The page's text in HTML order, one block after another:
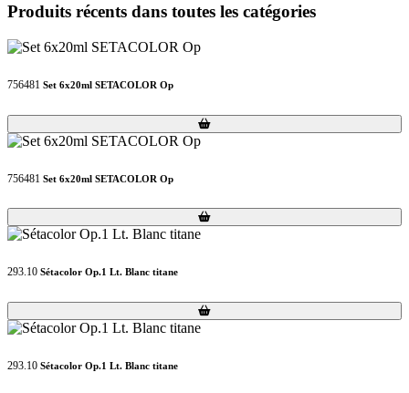
Produits récents dans toutes les catégories
756481 Set 6x20ml SETACOLOR Op
Loading...
Loading...
756481 Set 6x20ml SETACOLOR Op
Loading...
Loading...
293.10 Sétacolor Op.1 Lt. Blanc titane
Loading...
Loading...
293.10 Sétacolor Op.1 Lt. Blanc titane